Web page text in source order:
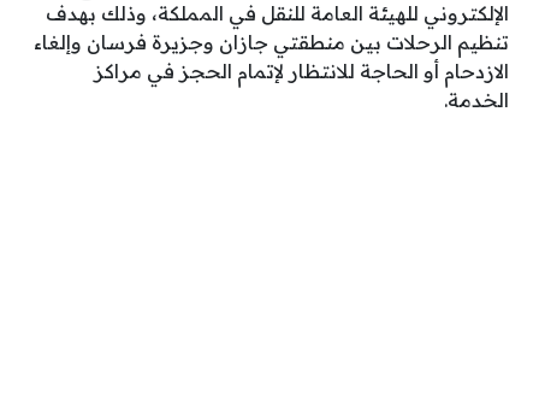
الإلكتروني للهيئة العامة للنقل في المملكة، وذلك بهدف
تنظيم الرحلات بين منطقتي جازان وجزيرة فرسان وإلغاء
الازدحام أو الحاجة للانتظار لإتمام الحجز في مراكز
الخدمة.